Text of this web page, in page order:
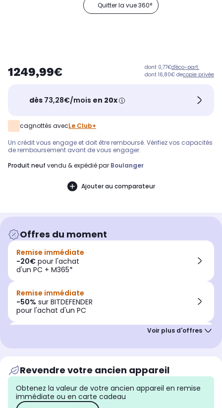
Quitter la vue 360°
1249,99€ dont 0,77€d'éco-part.
dont 16,80€ decopie privée
dès 73,28€/mois en 20x
cagnottés avecLe Club+
Un crédit vous engage et doit être remboursé. Vérifiez vos capacités
de remboursement avant de vous engager.
produit neuf vendu & expédié par Boulanger
Ajouter au comparateur
Offres du moment
Remise immédiate
-20€ pour l'achat
d'un PC + M365*
Remise immédiate
-50% sur BITDEFENDER
pour l'achat d'un PC
Revendre votre ancien appareil
Obtenez la valeur de votre ancien appareil en remise
immédiate ou en carte cadeau